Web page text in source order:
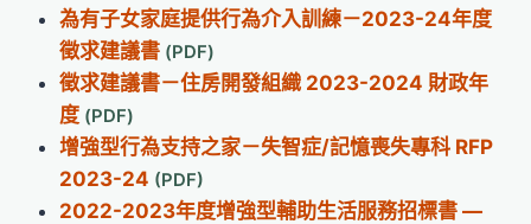
為有子女家庭提供行為介入訓練－2023-24年度
徵求建議書
徵求建議書－住房開發組織 2023-2024 財政年
度
增強型行為支持之家－失智症/記憶喪失專科 RFP
2023-24
2022-2023年度增強型輔助生活服務招標書 —